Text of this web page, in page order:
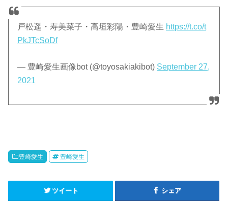
戸松遥・寿美菜子・高垣彩陽・豊崎愛生 https://t.co/t
PkJTcSoDf
— 豊崎愛生画像bot (@toyosakiakibot) September 27,
2021
豊崎愛生 豊崎愛生
ツイート シェア